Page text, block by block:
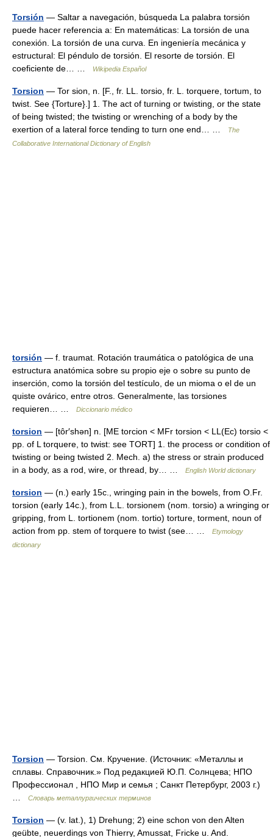
Torsión — Saltar a navegación, búsqueda La palabra torsión
puede hacer referencia a: En matemáticas: La torsión de una
conexión. La torsión de una curva. En ingeniería mecánica y
estructural: El péndulo de torsión. El resorte de torsión. El
coeficiente de… …
Wikipedia Español
Torsion — Tor sion, n. [F., fr. LL. torsio, fr. L. torquere, tortum, to
twist. See {Torture}.] 1. The act of turning or twisting, or the state
of being twisted; the twisting or wrenching of a body by the
exertion of a lateral force tending to turn one end… …
The
Collaborative International Dictionary of English
torsión — f. traumat. Rotación traumática o patológica de una
estructura anatómica sobre su propio eje o sobre su punto de
inserción, como la torsión del testículo, de un mioma o el de un
quiste ovárico, entre otros. Generalmente, las torsiones
requieren… …
Diccionario médico
torsion — [tôr′shən] n. [ME torcion < MFr torsion < LL(Ec) torsio <
pp. of L torquere, to twist: see TORT] 1. the process or condition of
twisting or being twisted 2. Mech. a) the stress or strain produced
in a body, as a rod, wire, or thread, by… …
English World dictionary
torsion — (n.) early 15c., wringing pain in the bowels, from O.Fr.
torsion (early 14c.), from L.L. torsionem (nom. torsio) a wringing or
gripping, from L. tortionem (nom. tortio) torture, torment, noun of
action from pp. stem of torquere to twist (see… …
Etymology
dictionary
Torsion — Torsion. См. Кручение. (Источник: «Металлы и
сплавы. Справочник.» Под редакцией Ю.П. Солнцева; НПО
Профессионал , НПО Мир и семья ; Санкт Петербург, 2003 г.)
Словарь металлургических терминов
Torsion — (v. lat.), 1) Drehung; 2) eine schon von den Alten
geübte, neuerdings von Thierry, Amussat, Fricke u. And.